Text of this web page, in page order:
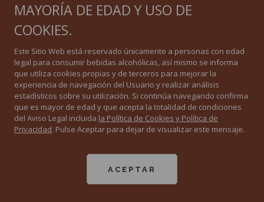
Financiado por la Unión Europea. Las opiniones y puntos de vista expresados solo
comprometen a su(s) autor(es) y no reflejan necesariamente los de la Unión Europea o el
Ministerio de Agricultura, Pesca o Alimentación. Ni la Unión Europea ni la autoridad
otorgante pueden ser considerados responsables de ellos.
MAYORÍA DE EDAD Y USO DE
COOKIES.
Este Sitio Web está reservado únicamente a personas con edad
legal para consumir bebidas alcohólicas, así mismo se informa
que utiliza cookies propias y de terceros para mejorar la
experiencia de navegación del Usuario y realizar análisis
estadísticos sobre su utilización. Si continúa navegando confirma
que es mayor de edad y que acepta la totalidad de condiciones
del Aviso Legal incluida la Política de Cookies y Política de
Privacidad. Pulse Aceptar para dejar de visualizar este mensaje.
ACEPTAR